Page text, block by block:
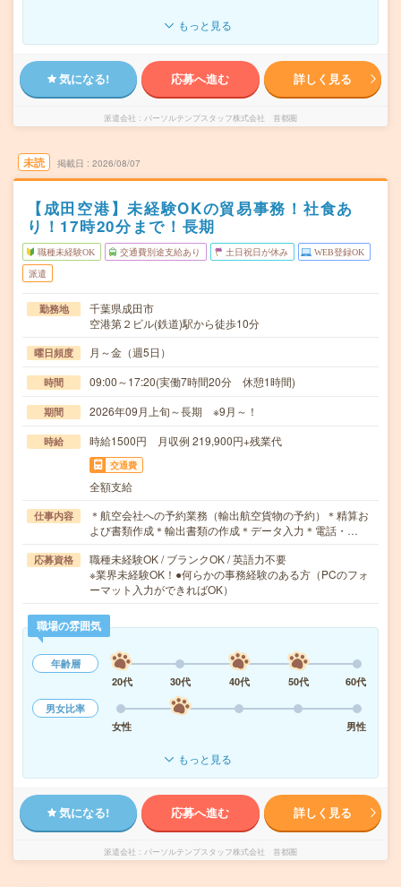
もっと見る
気になる! 応募へ進む 詳しく見る
派遣会社 パーソルテンプスタッフ株式会社 首都圏
未読 掲載日 2026/08/07
【成田空港】未経験OKの貿易事務！社食あ
り！17時20分まで！長期
職種未経験OK 交通費別途支給あり 土日祝日が休み WEB登録OK
派遣
勤務地
千葉県成田市
空港第２ビル(鉄道)駅から徒歩10分
曜日頻度 月～金（週5日）
時間 09:00～17:20(実働7時間20分 休憩1時間)
期間 2026年09月上旬～長期 ※9月～！
時給 時給1500円 月収例 219,900円+残業代
交通費
全額支給
仕事内容
＊航空会社への予約業務（輸出航空貨物の予約）＊精算お
よび書類作成＊輸出書類の作成＊データ入力＊電話・…
応募資格
職種未経験OK / ブランクOK / 英語力不要
※業界未経験OK！●何らかの事務経験のある方（PCのフォ
ーマット入力ができればOK）
職場の雰囲気
年齢層
20代
30代 40代 50代
60代
男女比率
女性
男性
もっと見る
気になる! 応募へ進む 詳しく見る
派遣会社 パーソルテンプスタッフ株式会社 首都圏